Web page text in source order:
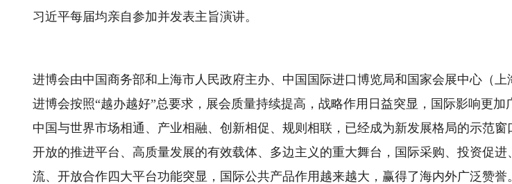
习近平每届均亲自参加并发表主旨演讲。
进博会由中国商务部和上海市人民政府主办、中国国际进口博览局和国家会展中心（上
进博会按照“越办越好”总要求，展会质量持续提高，战略作用日益突显，国际影响更加
中国与世界市场相通、产业相融、创新相促、规则相联，已经成为新发展格局的示范窗
开放的推进平台、高质量发展的有效载体、多边主义的重大舞台，国际采购、投资促进
流、开放合作四大平台功能突显，国际公共产品作用越来越大，赢得了海内外广泛赞誉。